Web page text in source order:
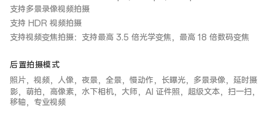
支持多景录像视频拍摄
支持 HDR 视频拍摄
支持视频变焦拍摄：支持最高 3.5 倍光学变焦，最高 18 倍数码变焦
后置拍摄模式
照片，视频，人像，夜景，全景，慢动作，长曝光，多景录像，延时摄
影，萌拍，高像素，水下相机，大师，AI 证件照，超级文本，扫一扫，
移轴，专业视频